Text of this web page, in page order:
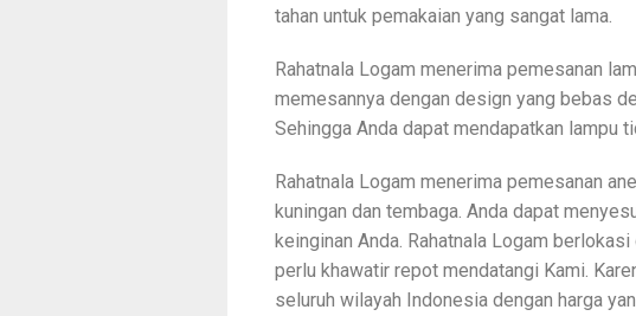
tahan untuk pemakaian yang sangat lama.
Rahatnala Logam menerima pemesanan
memesannya dengan design yang bebas
Sehingga Anda dapat mendapatkan lampu
Rahatnala Logam menerima pemesanan
kuningan dan tembaga. Anda dapat
keinginan Anda. Rahatnala Logam
perlu khawatir repot mendatangi Kami.
seluruh wilayah Indonesia dengan harga